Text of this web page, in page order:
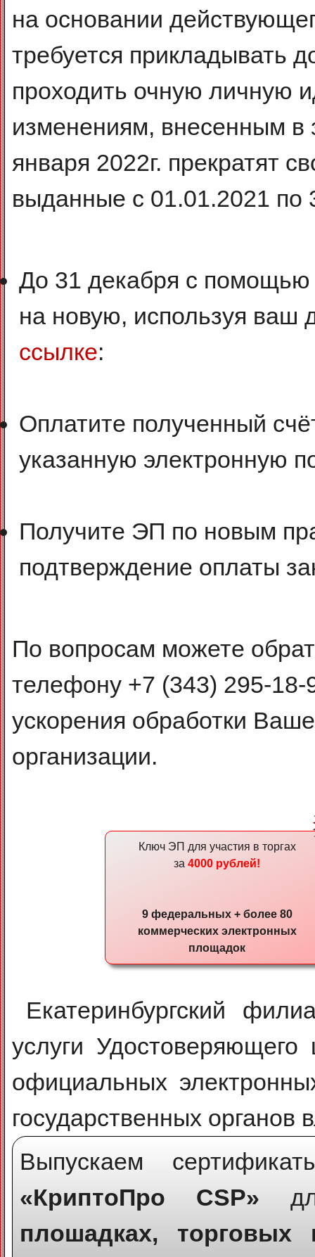
на основании
требуется прикладывать
проходить очную личную
изменениям, внесенным в
января 2022г. прекратят
выданные с 01.01.2021 по
До 31 декабря с
на новую, используя ваш
ссылке:
Оплатите полученный
указанную электронную
Получите ЭП по новым
подтверждение оплаты
По вопросам можете
телефону +7 (343) 295-
ускорения обработки
организации.
Ключ ЭП для участия в торгах
за4000 рублей!
9 федеральных + более 80
коммерческих электронных
площадок
Екатеринбургский
услуги Удостоверяющего
официальных
государственных органов
Выпускаем
«КриптоПро CSP»
плошадках, торговых